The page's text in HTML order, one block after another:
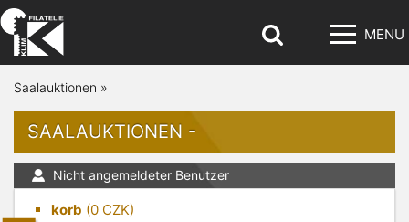
MENU
Saalauktionen »
SAALAUKTIONEN -
Nicht angemeldeter Benutzer
korb (0 CZK)